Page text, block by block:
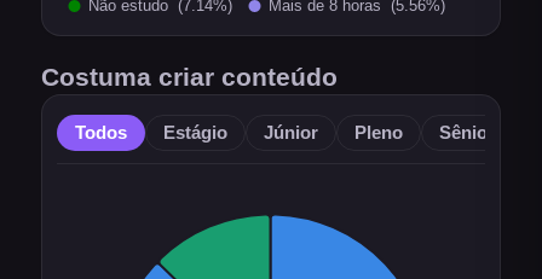
Costuma criar conteúdo
Todos Estágio Júnior Pleno Sênior